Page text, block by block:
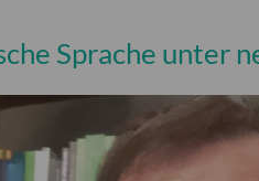
Sprache unter